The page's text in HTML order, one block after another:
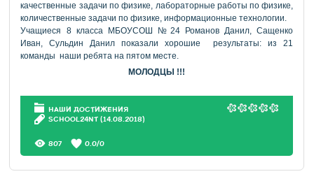
качественные задачи по физике, лабораторные работы по физике,
количественные задачи по физике, информационные технологии.
Учащиеся 8 класса МБОУСОШ №24 Романов Данил, Сащенко
Иван, Сульдин Данил показали хорошие результаты: из 21
команды наши ребята на пятом месте.
МОЛОДЦЫ !!!
НАШИ ДОСТИЖЕНИЯ
SCHOOL24NT (14.08.2018)
807 0.0/0